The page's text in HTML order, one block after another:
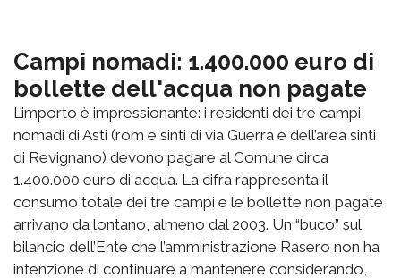
Campi nomadi: 1.400.000 euro di
bollette dell'acqua non pagate
L’importo è impressionante: i residenti dei tre campi
nomadi di Asti (rom e sinti di via Guerra e dell’area sinti
di Revignano) devono pagare al Comune circa
1.400.000 euro di acqua. La cifra rappresenta il
consumo totale dei tre campi e le bollette non pagate
arrivano da lontano, almeno dal 2003. Un “buco” sul
bilancio dell’Ente che l’amministrazione Rasero non ha
intenzione di continuare a mantenere considerando,